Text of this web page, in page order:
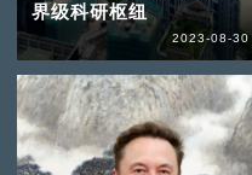
界级科研枢纽
2023-08-30